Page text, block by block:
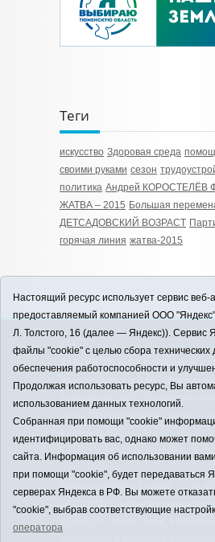
Теги
искусство Здоровая среда
своими руками сезон
политика Андрей КОРОСТЕЛЁВ
ЖАТВА – 2015 Большая
ДЕТСАДОВСКИЙ ВОЗРАСТ
горячая линия жатва-2015
12+
ЗАВОДОУКОВСК online / Новости
Заводоуковского
Учредитель: АНО
центр "Заводоуковские вести".
E-mail:
zavest@obl72.ru
Тел.: 8
Политика оператора
Регистрационный номер Эл № ФС
14.07.2016г. выдан Федеральной
Настоящий ресурс использует сервис
предоставляемый компанией ООО
Л. Толстого, 16 (далее — Яндекс)). Сервис
файлы "cookie" с целью сбора технических
обеспечения работоспособности и
Продолжая использовать ресурс, Вы
использованием данных технологий.
Собранная при помощи "cookie"
идентифицировать вас, однако может
сайта. Информация об использовании
при помощи "cookie", будет передаваться
серверах Яндекса в РФ. Вы можете
"cookie", выбрав соответствующие
оператора